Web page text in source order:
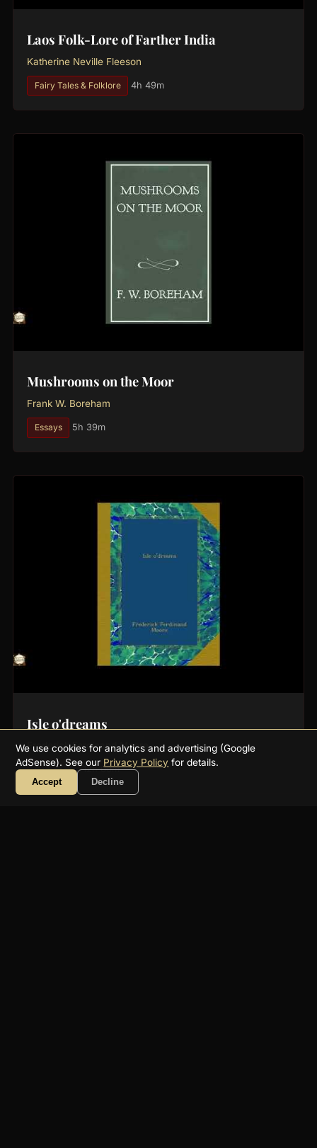
Laos Folk-Lore of Farther India
Katherine Neville Fleeson
Fairy Tales & Folklore 4h 49m
Mushrooms on the Moor
Frank W. Boreham
Essays 5h 39m
Isle o'dreams
Frederick Ferdinand Moore
Romance 12h 00m
We use cookies for analytics and advertising (Google
AdSense). See our Privacy Policy for details.
Accept Decline